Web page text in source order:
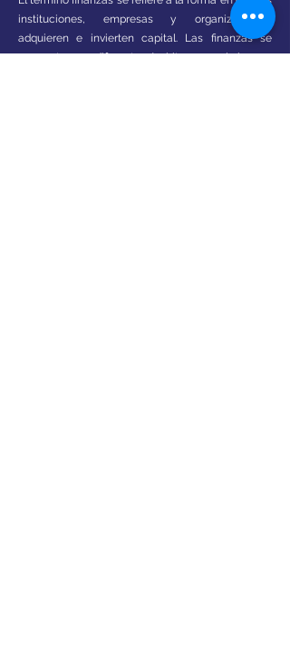
instituciones, empresas y organizaciones
adquieren e invierten capital. Las finanzas se
encuentran en diferentes ámbitos como la banca,